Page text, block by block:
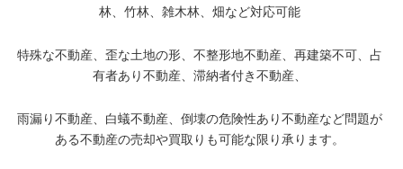
林、竹林、雑木林、畑など対応可能
特殊な不動産、歪な土地の形、不整形地不動産、再建築不可、占
有者あり不動産、滞納者付き不動産、
雨漏り不動産、白蟻不動産、倒壊の危険性あり不動産など問題が
ある不動産の売却や買取りも可能な限り承ります。